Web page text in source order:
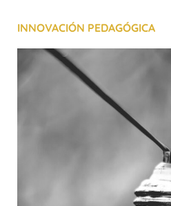
INNOVACIÓN PEDAGÓGICA